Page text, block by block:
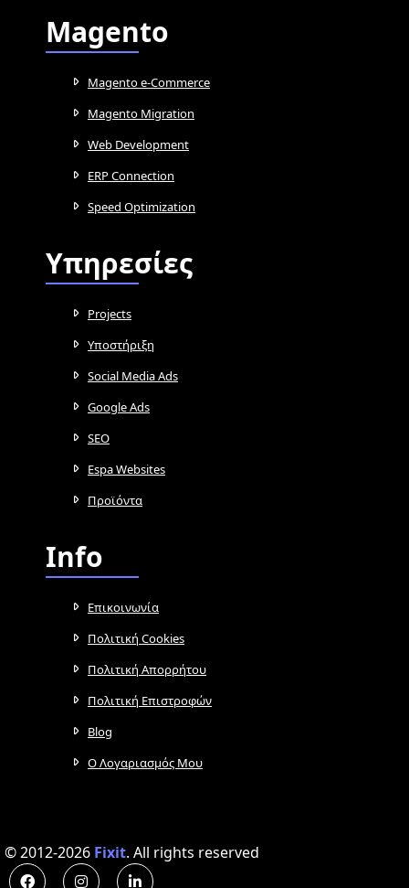
Magento
Magento e-Commerce
Magento Migration
Web Development
ERP Connection
Speed Optimization
Υπηρεσίες
Projects
Υποστήριξη
Social Media Ads
Google Ads
SEO
Espa Websites
Προϊόντα
Info
Επικοινωνία
Πολιτική Cookies
Πολιτική Απορρήτου
Πολιτική Επιστροφών
Blog
Ο Λογαριασμός Μου
© 2012-2026 Fixit. All rights reserved